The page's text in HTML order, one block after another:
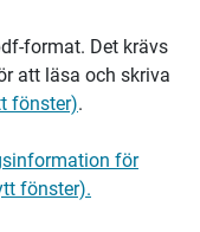
format. Det krävs
att läsa och skriva
fönster).
för
fönster).